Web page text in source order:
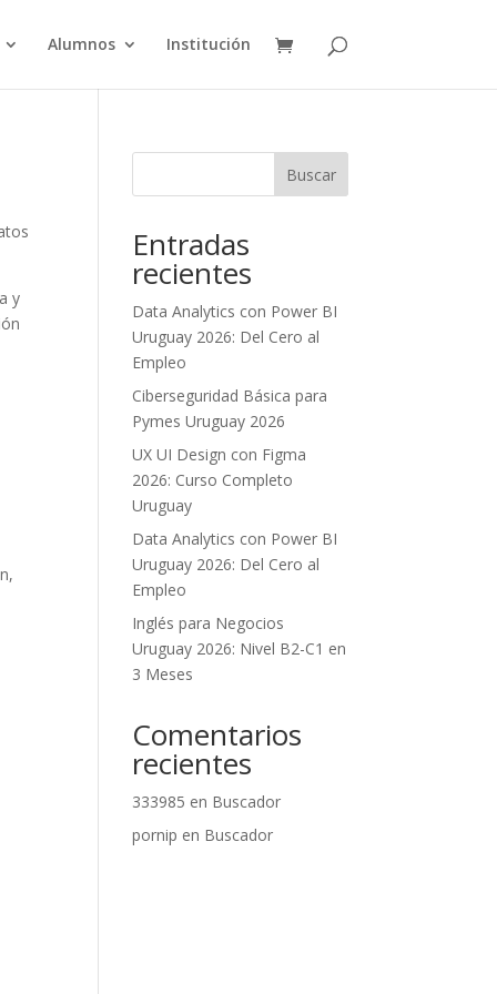
Alumnos Institución
y
Buscar
Entradas
recientes
Data Analytics con Power BI
Uruguay 2026: Del Cero al
Empleo
Ciberseguridad Básica para
Pymes Uruguay 2026
UX UI Design con Figma
2026: Curso Completo
Uruguay
Data Analytics con Power BI
Uruguay 2026: Del Cero al
Empleo
Inglés para Negocios
Uruguay 2026: Nivel B2-C1 en
3 Meses
Comentarios
recientes
333985 en Buscador
pornip en Buscador